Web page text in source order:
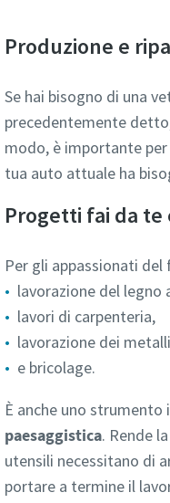
Produzione e
Se hai bisogno di una
precedentemente
modo, è importante
tua auto attuale ha
Progetti fai da
Per gli appassionati
lavorazione del legno
lavori di carpenteria,
lavorazione dei metalli
e bricolage.
È anche uno strumento
paesaggistica. Rende
utensili necessitano di
portare a termine il